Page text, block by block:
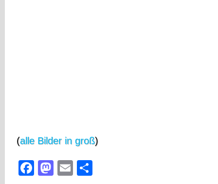
(alle Bilder in groß)
Facebook
Mastodon
Email